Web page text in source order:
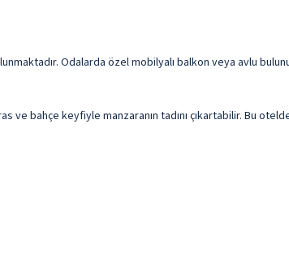
Odalarda özel mobilyalı balkon veya avlu
ve bahçe keyfiyle manzaranın tadını çıkartabilir. Bu